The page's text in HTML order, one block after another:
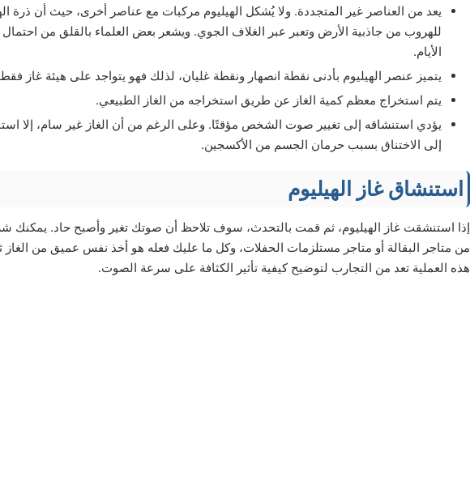
يعد من العناصر غير المتجددة. ولا يُشكل الهيليوم مركبات مع عناصر أخرى، حيث أن ذرة
للهروب من جاذبية الأرض وتعبر عبر الغلاف الجوي. ويشعر بعض العلماء بالقلق من احتمال
الأيام.
يتميز عنصر الهيليوم بأدنى نقطة انصهار ونقطة غليان، لذلك فهو يتواجد على هيئة غاز
يتم استخراج معظم كمية الغاز عن طريق استخراجه من الغاز الطبيعي.
يؤدي استنشاقه إلى تغيير صوت الشخص مؤقتًا. وعلى الرغم من أن الغاز غير سام، إلا
إلى الاختناق بسبب حرمان الجسم من الأكسجين.
استنشاق غاز الهيليوم
إذا استنشقت غاز الهيليوم، ثم قمت بالتحدث، سوف تلاحظ أن صوتك تغير وأصبح حاد. يمكنك
من متاجر البقالة أو متاجر مستلزمات الحفلات، وكل ما عليك فعله هو أخذ نفس عميق من الغاز
هذه العملية تعد من التجارب لتوضيح كيفية تأثير الكثافة على سرعة الصوت.